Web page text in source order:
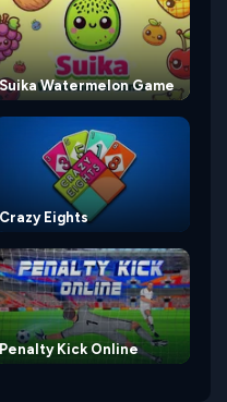
Watermelon Game
Crazy Eights
Penalty Kick Online